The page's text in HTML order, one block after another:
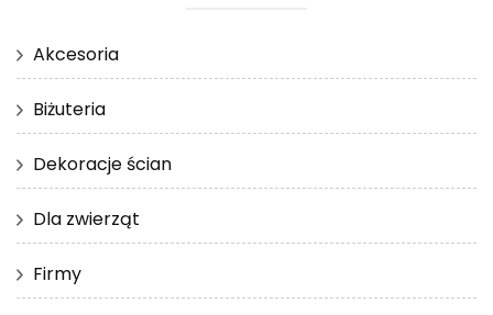
Akcesoria
Biżuteria
Dekoracje ścian
Dla zwierząt
Firmy